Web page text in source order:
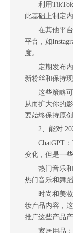
利用
此基础上制定内
在其他平
平台，如
度。
定期发布
新粉丝和保持现
这些策略
从而扩大你的
要始终保持原
2、能对
ChatGPT
变化，但是一
热门音乐
热门音乐和舞
时尚和美
妆产品内容，
推广这些产品
家居用品